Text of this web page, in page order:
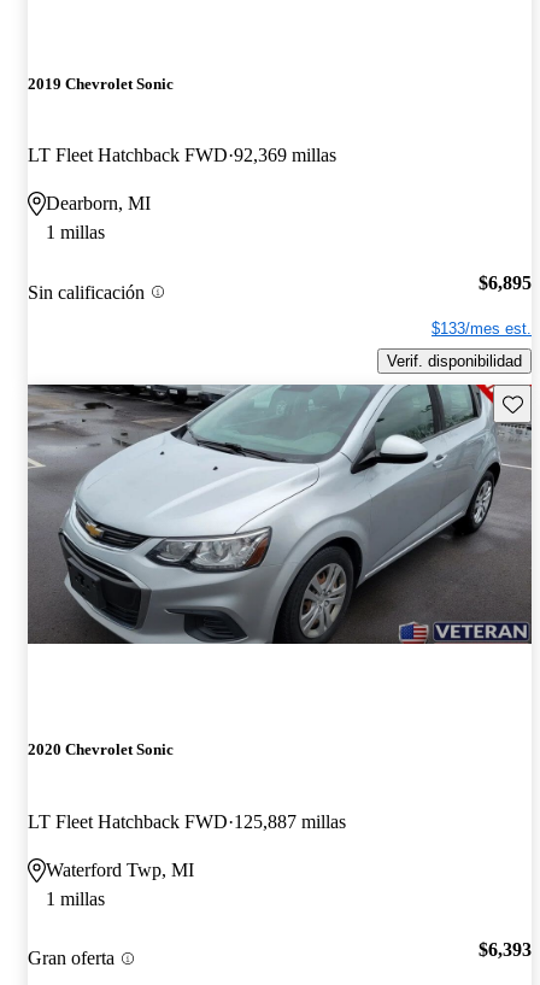
2019 Chevrolet Sonic
LT Fleet Hatchback FWD 92,369 millas
Dearborn, MI
1 millas
Sin calificación $6,895
$133/mes est.
Verif. disponibilidad
2020 Chevrolet Sonic
LT Fleet Hatchback FWD 125,887 millas
Waterford Twp, MI
1 millas
Gran oferta $6,393